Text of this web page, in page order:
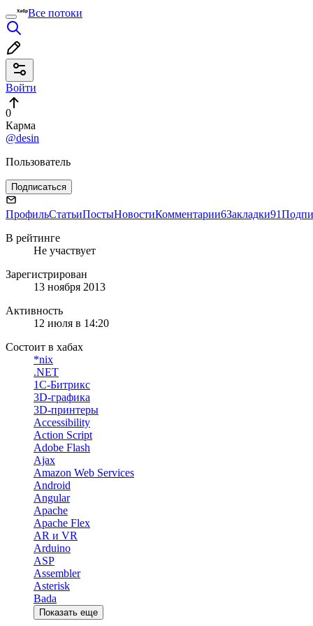
Все потоки
Войти
0
Карма
@desin
Пользователь
Подписаться
ПрофильСтатьиПостыНовостиКомментарии6Закладки91
В рейтинге
Не участвует
Зарегистрирован
13 ноября 2013
Активность
12 июля в 14:20
Состоит в хабах
*nix
.NET
1С-Битрикс
3D-графика
3D-принтеры
Accessibility
Action Script
Adobe Flash
Ajax
Amazon Web Services
Android
Angular
Apache
Apache Flex
AR и VR
Arduino
ASP
Assembler
Asterisk
Bada
Показать еще